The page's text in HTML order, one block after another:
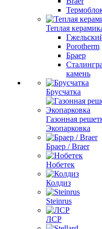
Теплая
Porotherm
Браер
камень
Брусчатка
Газонная
Экопарковка
Браер / Braer
Нобетек
Колдиз
Steinrus
ЛСР